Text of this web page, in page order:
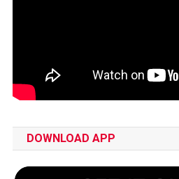
DOWNLOAD APP